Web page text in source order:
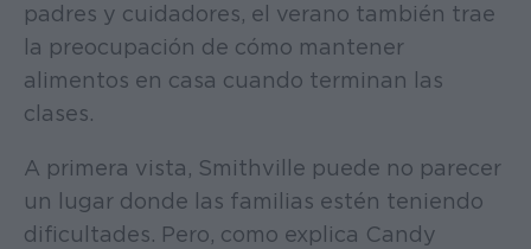
padres y cuidadores, el verano también trae
la preocupación de cómo mantener
alimentos en casa cuando terminan las
clases.
A primera vista, Smithville puede no parecer
un lugar donde las familias estén teniendo
dificultades. Pero, como explica Candy